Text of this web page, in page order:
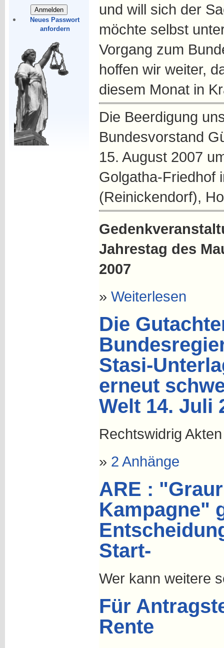
Neues Passwort
anfordern
und will sich der
möchte selbst
Vorgang zum
hoffen wir weiter,
diesem Monat in
Die Beerdigung
Bundesvorstand
15. August 2007
Golgatha-Friedhof
(Reinickendorf),
Jahrestag des
2007
» Weiterlesen
Die
Stasi-
erneut
Welt 14. Juli
Rechtswidrig
» 2 Anhänge
ARE :
Kampagne"
Start-
Wer kann weitere
Für
Rente